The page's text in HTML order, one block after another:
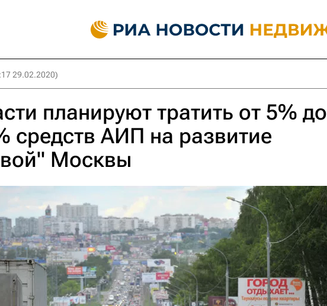
29.02.2020)
планируют тратить от 5% до
средств АИП на развитие
Москвы